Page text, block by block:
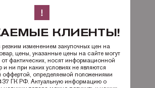
КЛИЕНТЫ!
резким изменением закупочных цен на
цены, указанные цены на сайте могут
от фактических, носят информационной
и ни при каких условиях не являются
оффертой, определяемой положениями
ГК РФ. Актуальную информацию о